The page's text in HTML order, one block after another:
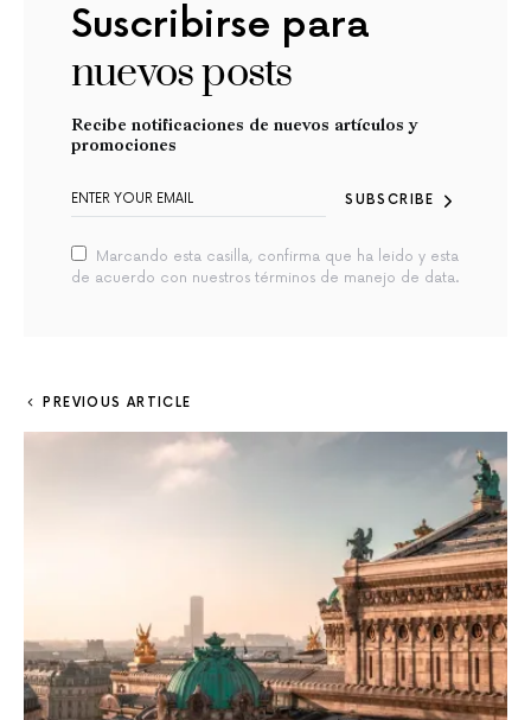
Suscribirse para
nuevos posts
Recibe notificaciones de nuevos artículos y
promociones
SUBSCRIBE
Marcando esta casilla, confirma que ha leido y esta
de acuerdo con nuestros términos de manejo de data.
PREVIOUS ARTICLE